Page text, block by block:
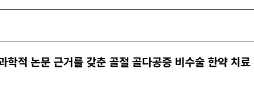
적 논문 근거를 갖춘 골절 골다공증 비수술 한약 치료